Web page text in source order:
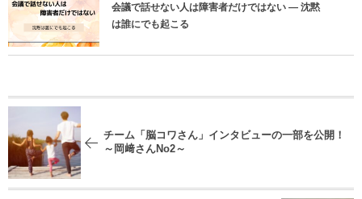
会議で話せない人は障害者だけではない ― 沈黙
は誰にでも起こる
チーム「脳コワさん」インタビューの一部を公開！
～岡﨑さんNo2～